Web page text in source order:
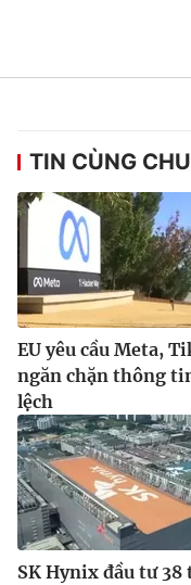
TIN CÙNG
EU yêu cầu Meta,
ngăn chặn thông
lệch
SK Hynix đầu tư 38